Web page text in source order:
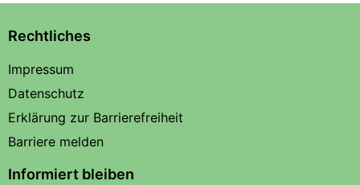
Rechtliches
Impressum
Datenschutz
Erklärung zur Barrierefreiheit
Barriere melden
Informiert bleiben